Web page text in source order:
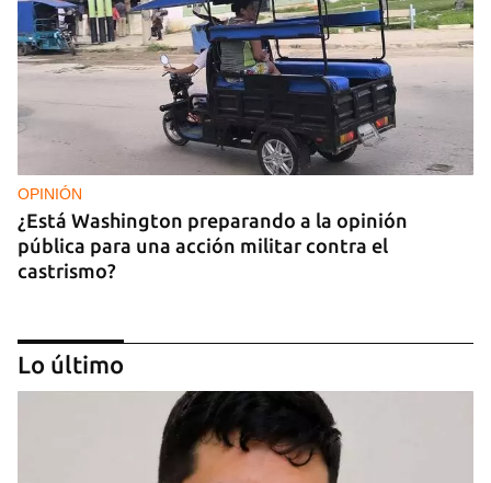
OPINIÓN
¿Está Washington preparando a la opinión
pública para una acción militar contra el
castrismo?
Lo último